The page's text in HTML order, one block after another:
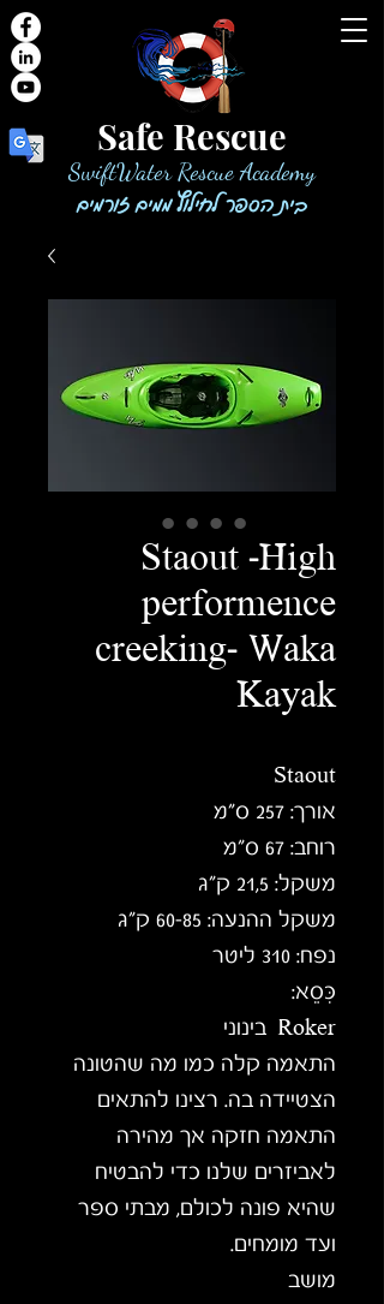
Safe Rescue
SwiftWater Rescue Academy
בית הספר לחילוץ ממים זורמים
Staout -High
performence
creeking- Waka
Kayak
Staout
אורך: 257 ס"מ
רוחב: 67 ס"מ
משקל: 21,5 ק"ג
משקל ההנעה: 60-85 ק"ג
נפח: 310 ליטר
כִּסֵא:
Roker בינוני
התאמה קלה כמו מה שהטונה
הצטיידה בה. רצינו להתאים
התאמה חזקה אך מהירה
לאביזרים שלנו כדי להבטיח
שהיא פונה לכולם, מבתי ספר
ועד מומחים.
מושב